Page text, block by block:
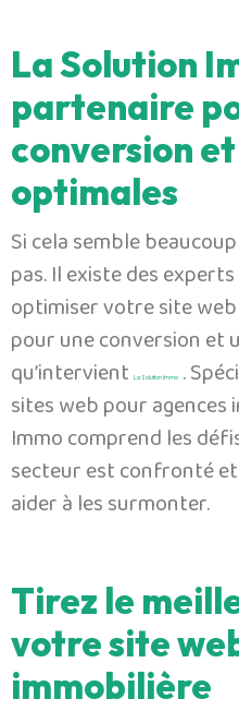
La Solution
partenaire
conversion et
optimales
Si cela semble
pas. Il existe des
optimiser votre site
pour une conversion et
qu’intervient La Solution Immo .
sites web pour
Immo comprend les
secteur est confronté
aider à les surmonter.
Tirez le
votre site
immobilière